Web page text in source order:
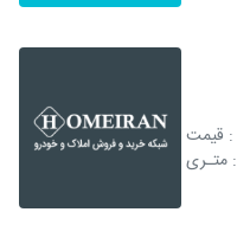
: قیمت
: متـری